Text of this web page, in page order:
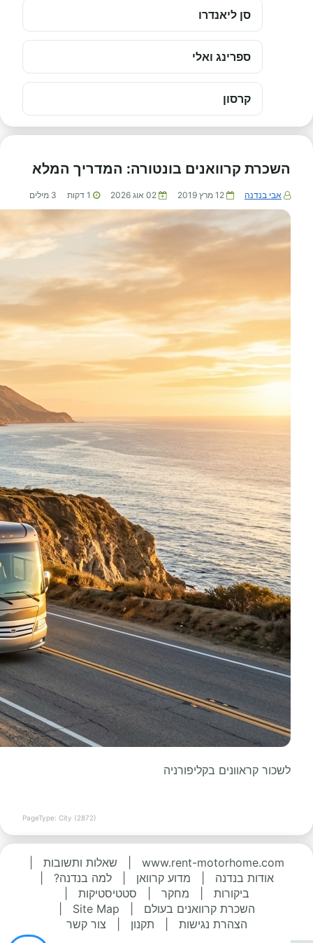
סן ליאנדרו
ספרינג ואלי
קרסון
השכרת קרוואנים בונטורה: המדריך המלא
אבי בנדנה 12 מרץ 2019 02 אוג 2026 1 דקות 3 מילים
לשכור קראוונים בקליפורניה
PageType: City (2872)
www.rent-motorhome.com שאלות ותשובות
אודות בנדנה
מדוע קרוואן למה בנדנה?
ביקורות
מחקר סטטיסטיקות
השכרת קרוואנים בעולם
Site Map
הצהרת נגישות
תקנון צור קשר